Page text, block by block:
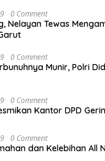
0 Comment
Nelayan Tewas
0 Comment
Munir, Polri
0 Comment
Kantor DPD
0 Comment
dan Kelebihan All